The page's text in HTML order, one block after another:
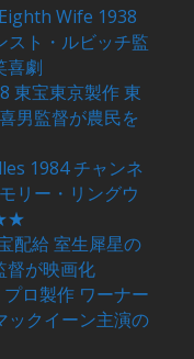
Wife 1938
スト・ルビッチ監
喜劇
東宝東京製作 東
男監督が農民を
1984 チャンネ
リー・リングウ
配給 室生犀星の
督が映画化
ロ製作 ワーナー
ックイーン主演の